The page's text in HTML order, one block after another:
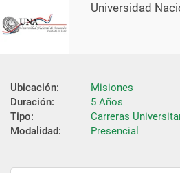
Universidad
Ubicación:
Misiones
Duración:
5 Años
Tipo:
Carreras
Modalidad:
Presencial